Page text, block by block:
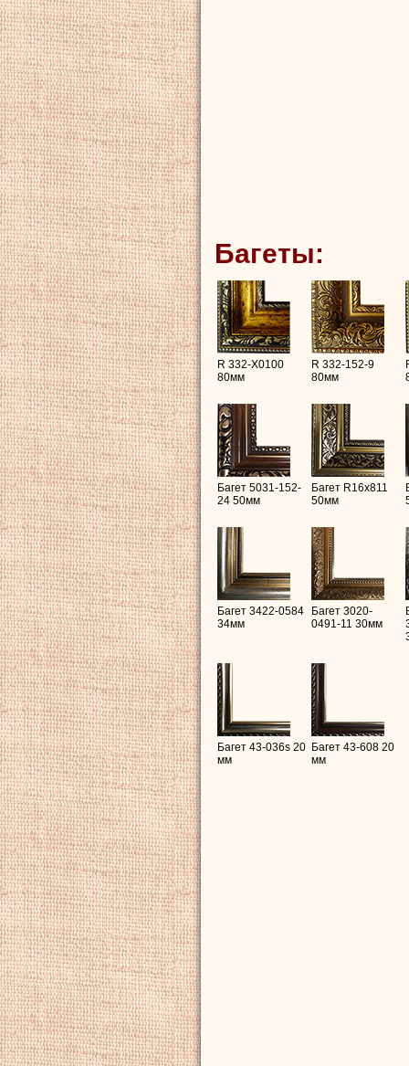
Багеты:
R 332-X0100
80мм
R 332-152-9
80мм
Багет 5031-152-
24 50мм
Багет R16х811
50мм
Багет 3422-0584
34мм
Багет 3020-
0491-11 30мм
Багет 43-036s 20
мм
Багет 43-608 20
мм